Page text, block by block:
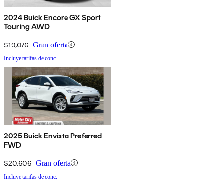
2024 Buick Encore GX Sport
Touring AWD
$19,076 Gran oferta
Incluye tarifas de conc.
2025 Buick Envista Preferred
FWD
$20,606 Gran oferta
Incluye tarifas de conc.